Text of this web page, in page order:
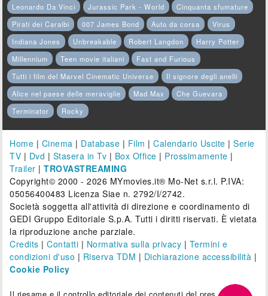
Leonardo Da Vinci
Jurassic Park - World
Cinquanta sfumature
Pirati dei Caraibi
007 James Bond Auto da corsa
Virus
Indiana Jones
Unbreakable Robert Langdon
Harry Potter
Millennium
Teen movie italiani
Fast and Furious
Tutti i film del Marvel Cinematic Universe
Il signore degli anelli
Alice nel paese delle meraviglie
Mad Max
Che Guevara
Terminator
Rocky
Home | Cinema | Database | Film |Calendario Uscite |Serie
TV | Dvd | Stasera in Tv | Box Office | Prossimamente |
Trailer |TROVASTREAMING
Copyright© 2000 - 2026 MYmovies.it® Mo-Net s.r.l. P.IVA:
05056400483 Licenza Siae n. 2792/I/2742.
Società soggetta all'attività di direzione e coordinamento di
GEDI Gruppo Editoriale S.p.A. Tutti i diritti riservati. È vietata
la riproduzione anche parziale.
Credits |Contatti | Normativa sulla privacy | Termini e
condizioni d'uso | Riserva TDM | Dichiarazione accessibilità |
Cookie Policy